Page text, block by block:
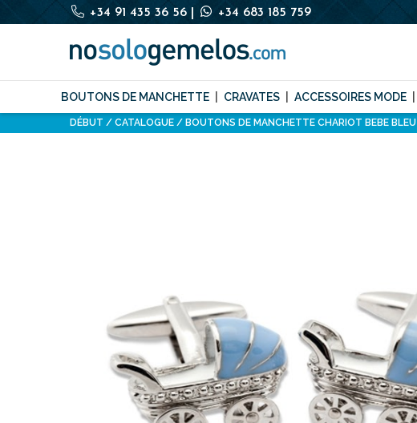
+34 91 435 36 56 +34 683 185 759
BOUTONS DE MANCHETTE CRAVATES ACCESSOIRES MODE
DÉBUT CATALOGUE BOUTONS DE MANCHETTE CHARIOT BEBE